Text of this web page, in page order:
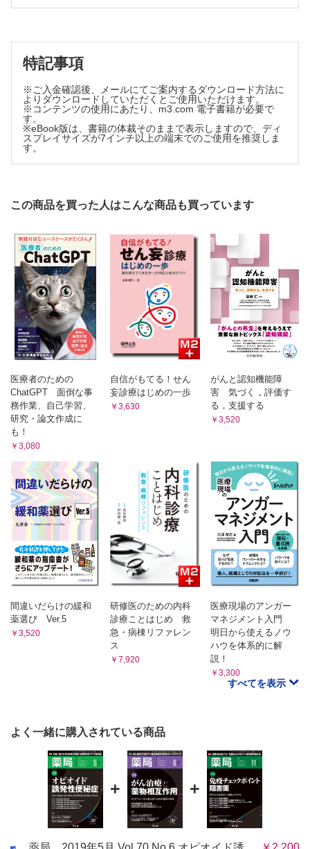
抗がん薬による副作用重篤化リスク因子を明らかにして，薬学
BMs-Podによる真の薬物投与設計 ～薬物動態解析の臨床へ
の還元～
BMs-Podの応用的使い方：ベイズ推定の活用方法～生理機能が
変化した場合のシミュレーションの活用～（尾田 一貴）
褥瘡コンサル虎の巻 ～褥瘡の発生要因を考える～
薬剤師にもできる! 将来幸せに働くための投資講座
特記事項
※ご入金確認後、メールにてご案内するダウンロード方法に
よりダウンロードしていただくとご使用いただけます。
※コンテンツの使用にあたり、m3.com 電子書籍が必要で
す。
※eBook版は、書籍の体裁そのままで表示しますので、ディ
スプレイサイズが7インチ以上の端末でのご使用を推奨しま
す。
この商品を買った人はこんな商品も買っています
医療者のための
ChatGPT 面倒な事
務作業、自己学習、
研究・論文作成に
も！
￥3,080
自信がもてる！せん
妄診療はじめの一歩
￥3,630
がんと認知機能障
害 気づく，評価す
る，支援する
￥3,520
間違いだらけの緩和
薬選び Ver.5
￥3,520
研修医のための内科
診療ことはじめ 救
急・病棟リファレン
ス
￥7,920
医療現場のアンガー
マネジメント入門
明日から使えるノウ
ハウを体系的に解
説！
￥3,300
すべてを表示
よく一緒に購入されている商品
+ +